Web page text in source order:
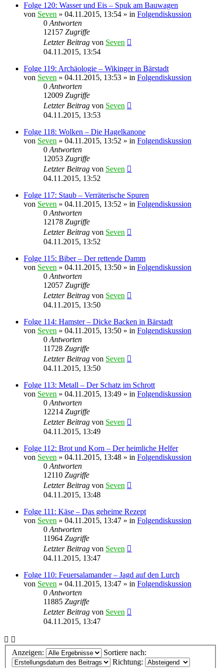
Folge 120: Wasser und Eis – Spuk am Bauwagen
von Seven » 04.11.2015, 13:54 » in Folgendiskussion
0 Antworten
12157 Zugriffe
Letzter Beitrag von Seven
04.11.2015, 13:54
Folge 119: Archäologie – Wikinger in Bärstadt
von Seven » 04.11.2015, 13:53 » in Folgendiskussion
0 Antworten
12009 Zugriffe
Letzter Beitrag von Seven
04.11.2015, 13:53
Folge 118: Wolken – Die Hagelkanone
von Seven » 04.11.2015, 13:52 » in Folgendiskussion
0 Antworten
12053 Zugriffe
Letzter Beitrag von Seven
04.11.2015, 13:52
Folge 117: Staub – Verräterische Spuren
von Seven » 04.11.2015, 13:52 » in Folgendiskussion
0 Antworten
12178 Zugriffe
Letzter Beitrag von Seven
04.11.2015, 13:52
Folge 115: Biber – Der rettende Damm
von Seven » 04.11.2015, 13:50 » in Folgendiskussion
0 Antworten
12057 Zugriffe
Letzter Beitrag von Seven
04.11.2015, 13:50
Folge 114: Hamster – Dicke Backen in Bärstadt
von Seven » 04.11.2015, 13:50 » in Folgendiskussion
0 Antworten
11728 Zugriffe
Letzter Beitrag von Seven
04.11.2015, 13:50
Folge 113: Metall – Der Schatz im Schrott
von Seven » 04.11.2015, 13:49 » in Folgendiskussion
0 Antworten
12214 Zugriffe
Letzter Beitrag von Seven
04.11.2015, 13:49
Folge 112: Brot und Korn – Der heimliche Helfer
von Seven » 04.11.2015, 13:48 » in Folgendiskussion
0 Antworten
12110 Zugriffe
Letzter Beitrag von Seven
04.11.2015, 13:48
Folge 111: Käse – Das geheime Rezept
von Seven » 04.11.2015, 13:47 » in Folgendiskussion
0 Antworten
11964 Zugriffe
Letzter Beitrag von Seven
04.11.2015, 13:47
Folge 110: Feuersalamander – Jagd auf den Lurch
von Seven » 04.11.2015, 13:47 » in Folgendiskussion
0 Antworten
11885 Zugriffe
Letzter Beitrag von Seven
04.11.2015, 13:47
Anzeigen:
Sortiere nach:
Richtung: